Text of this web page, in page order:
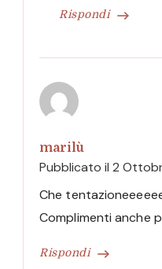
Rispondi
marilù
Pubblicato il 2
Rispondi
Che
Complimenti anche